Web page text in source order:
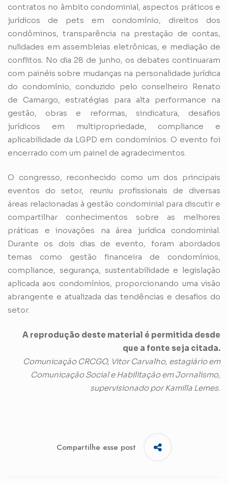
contratos no âmbito condominial, aspectos práticos e
jurídicos de pets em condomínio, direitos dos
condôminos, transparência na prestação de contas,
nulidades em assembleias eletrônicas, e mediação de
conflitos. No dia 28 de junho, os debates continuaram
com painéis sobre mudanças na personalidade jurídica
do condomínio, conduzido pelo conselheiro Renato
de Camargo, estratégias para alta performance na
gestão, obras e reformas, sindicatura, desafios
jurídicos em multipropriedade, compliance e
aplicabilidade da LGPD em condomínios. O evento foi
encerrado com um painel de agradecimentos.
O congresso, reconhecido como um dos principais
eventos do setor, reuniu profissionais de diversas
áreas relacionadas à gestão condominial para discutir e
compartilhar conhecimentos sobre as melhores
práticas e inovações na área jurídica condominial.
Durante os dois dias de evento, foram abordados
temas como gestão financeira de condomínios,
compliance, segurança, sustentabilidade e legislação
aplicada aos condomínios, proporcionando uma visão
abrangente e atualizada das tendências e desafios do
setor.
A reprodução deste material é permitida desde
que a fonte seja citada.
Comunicação CRCGO, Vitor Carvalho, estagiário em
Comunicação Social e Habilitação em Jornalismo,
supervisionado por Kamilla Lemes.
Compartilhe esse post